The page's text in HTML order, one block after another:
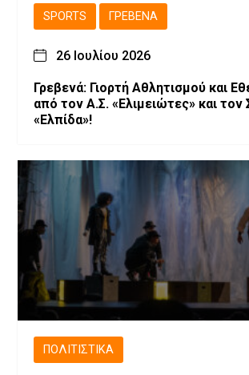
SPORTS ΓΡΕΒΕΝΆ
26 Ιουλίου 2026
Γρεβενά: Γιορτή Αθλητισμού και
από τον Α.Σ. «Ελιμειώτες» και τον
«Ελπίδα»!
ΠΟΛΙΤΙΣΤΙΚΆ